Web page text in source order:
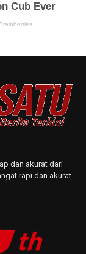
dan akurat dari
rapi dan akurat.